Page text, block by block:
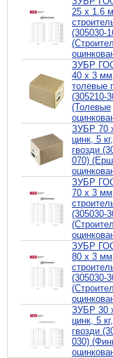
25 x 1.6
(305030-
ЗУБР
40 x 3
толевые
(305210-
(Толевые
ЗУБР 70
цинк, 5
гвозди
070)
ЗУБР
70 x 3
(305030-
ЗУБР
80 x 3
(305030-
ЗУБР 30
цинк, 5
гвозди
030)